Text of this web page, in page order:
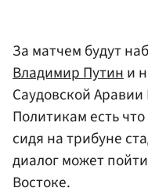
За матчем будут
Владимир Путини
Саудовской
Политикам есть
сидя на трибуне
диалог может
Востоке.